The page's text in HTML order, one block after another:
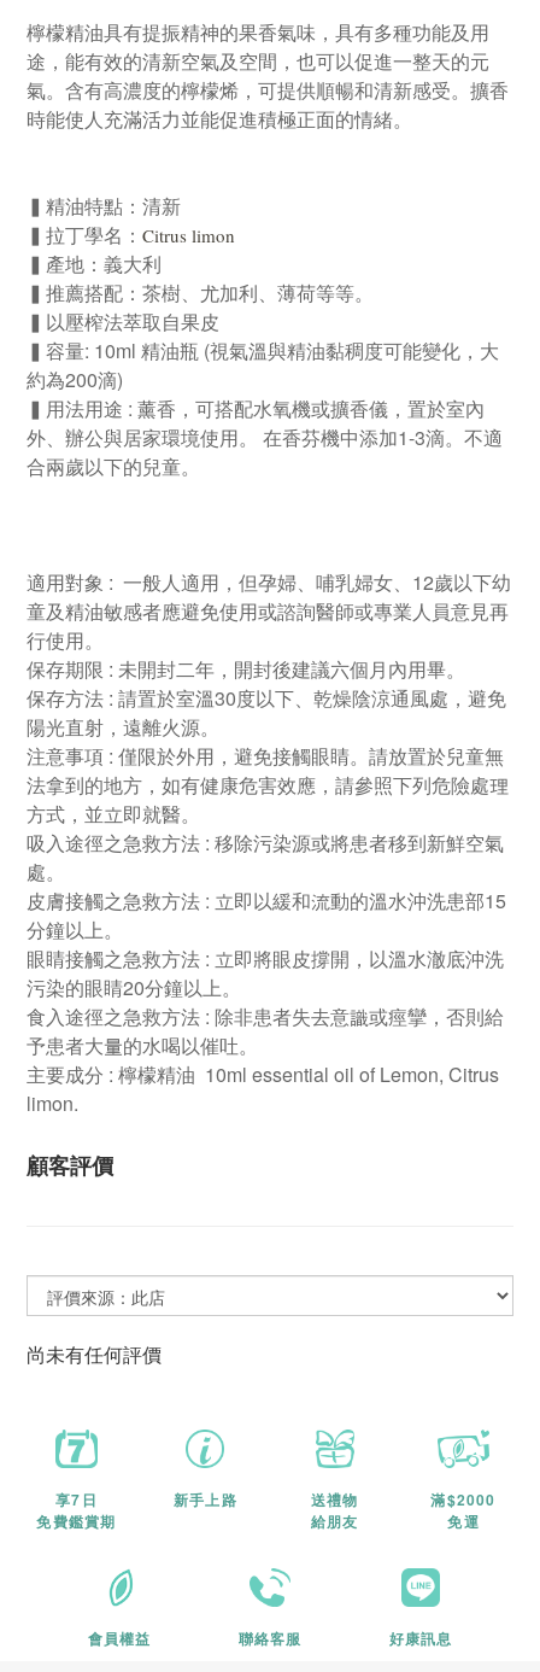
檸檬精油具有提振精神的果香氣味，具有多種功能及用
途，能有效的清新空氣及空間，也可以促進一整天的元
氣。含有高濃度的檸檬烯，可提供順暢和清新感受。擴香
時能使人充滿活力並能促進積極正面的情緒。
▍精油特點：清新
▍拉丁學名： Citrus limon
▍產地：義大利
▍推薦搭配：茶樹、尤加利、薄荷等等。
▍以壓榨法萃取自果皮
▍容量: 10ml 精油瓶 (視氣溫與精油黏稠度可能變化，大
約為200滴)
▍用法用途 : 薰香，可搭配水氧機或擴香儀，置於室內
外、辦公與居家環境使用。 在香芬機中添加1-3滴。不適
合兩歲以下的兒童。
適用對象 : 一般人適用，但孕婦、哺乳婦女、12歲以下幼
童及精油敏感者應避免使用或諮詢醫師或專業人員意見再
行使用。
保存期限 : 未開封二年，開封後建議六個月內用畢。
保存方法 : 請置於室溫30度以下、乾燥陰涼通風處，避免
陽光直射，遠離火源。
注意事項 : 僅限於外用，避免接觸眼睛。請放置於兒童無
法拿到的地方，如有健康危害效應，請參照下列危險處理
方式，並立即就醫。
吸入途徑之急救方法 : 移除污染源或將患者移到新鮮空氣
處。
皮膚接觸之急救方法 : 立即以緩和流動的溫水沖洗患部15
分鐘以上。
眼睛接觸之急救方法 : 立即將眼皮撐開，以溫水澈底沖洗
污染的眼睛20分鐘以上。
食入途徑之急救方法 : 除非患者失去意識或痙攣，否則給
予患者大量的水喝以催吐。
主要成分 : 檸檬精油 10ml essential oil of Lemon, Citrus
limon.
顧客評價
尚未有任何評價
享7日
免費鑑賞期
新手上路
送禮物
給朋友
滿$2000
免運
會員權益 聯絡客服 好康訊息